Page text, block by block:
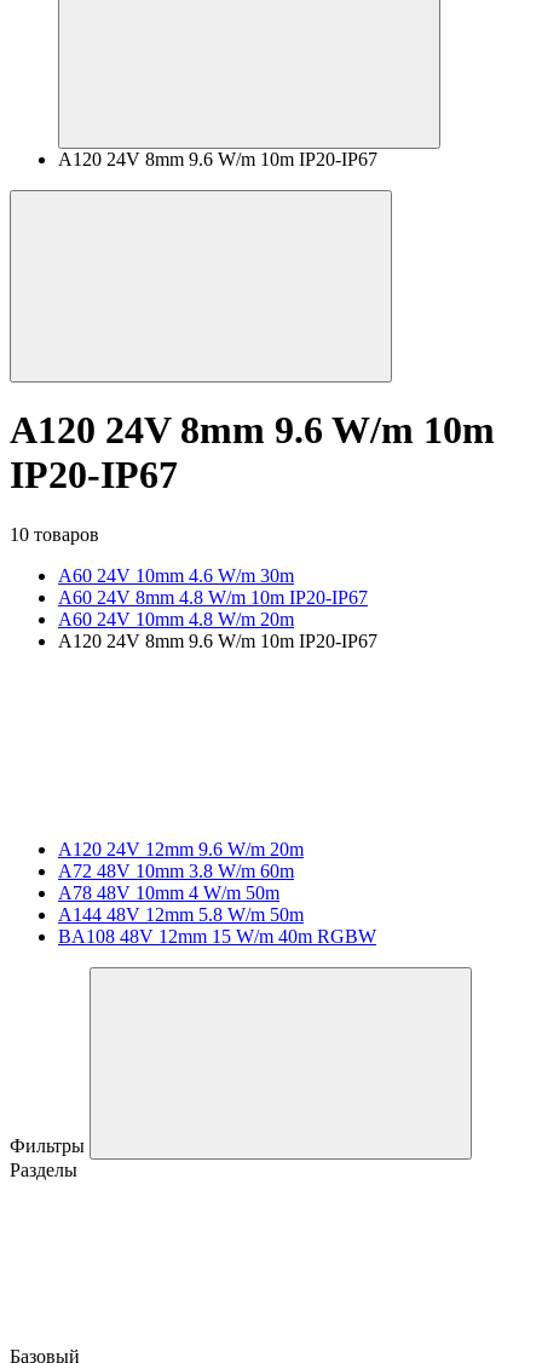
A120 24V 8mm 9.6 W/m 10m IP20-IP67
A120 24V 8mm 9.6 W/m 10m
IP20-IP67
10 товаров
A60 24V 10mm 4.6 W/m 30m
A60 24V 8mm 4.8 W/m 10m IP20-IP67
A60 24V 10mm 4.8 W/m 20m
A120 24V 8mm 9.6 W/m 10m IP20-IP67
A120 24V 12mm 9.6 W/m 20m
A72 48V 10mm 3.8 W/m 60m
A78 48V 10mm 4 W/m 50m
A144 48V 12mm 5.8 W/m 50m
BA108 48V 12mm 15 W/m 40m RGBW
Фильтры
Разделы
Базовый